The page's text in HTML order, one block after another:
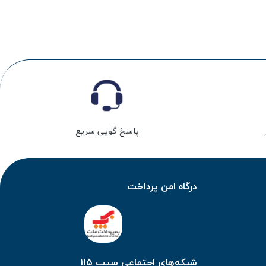
پاسخ گویی سریع
درگاه امن پرداخت